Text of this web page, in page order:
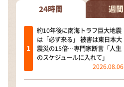
24時間 週間
約10年後に南海トラフ巨大地震
は「必ず来る」 被害は東日本大
震災の15倍…専門家断言「人生
のスケジュールに入れて」
2026.08.06